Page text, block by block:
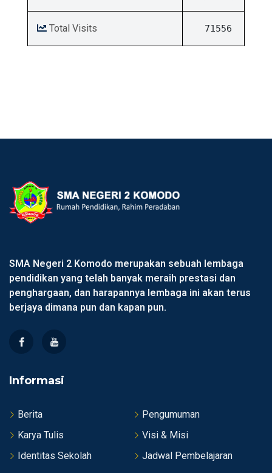
Total Visits 71556
SMA Negeri 2 Komodo merupakan sebuah lembaga
pendidikan yang telah banyak meraih prestasi dan
penghargaan, dan harapannya lembaga ini akan terus
berjaya dimana pun dan kapan pun.
Informasi
Berita
Pengumuman
Karya Tulis
Visi & Misi
Identitas Sekolah
Jadwal Pembelajaran